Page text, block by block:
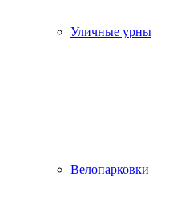
Уличные урны
Велопарковки